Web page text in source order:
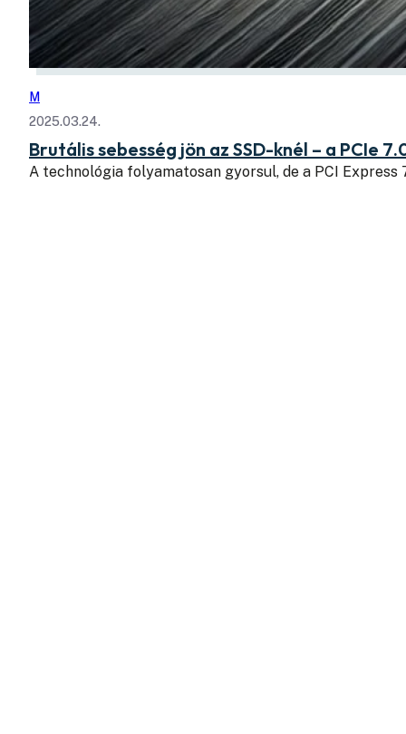
M
2025.03.24.
Brutális sebesség jön az SSD-knél – a PCIe
A technológia folyamatosan gyorsul, de a PCI Express